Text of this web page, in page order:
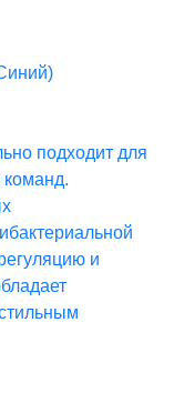
подходит для
и